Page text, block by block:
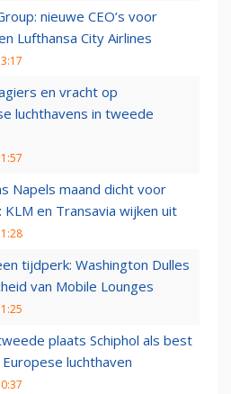
nieuwe CEO’s voor
Lufthansa City Airlines
en vracht op
luchthavens in tweede
Napels maand dicht voor
KLM en Transavia wijken uit
tijdperk: Washington Dulles
van Mobile Lounges
plaats Schiphol als best
luchthaven